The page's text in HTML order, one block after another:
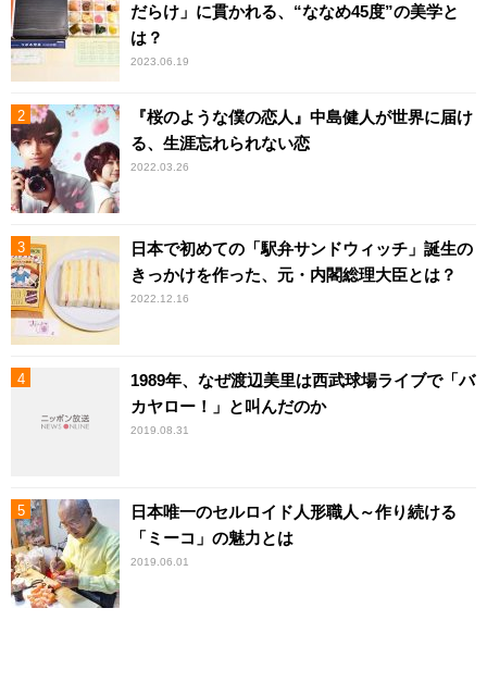
だらけ」に貫かれる、“ななめ45度”の美学と
は？
2023.06.19
『桜のような僕の恋人』中島健人が世界に届け
る、生涯忘れられない恋
2022.03.26
日本で初めての「駅弁サンドウィッチ」誕生の
きっかけを作った、元・内閣総理大臣とは？
2022.12.16
1989年、なぜ渡辺美里は西武球場ライブで「バ
カヤロー！」と叫んだのか
2019.08.31
日本唯一のセルロイド人形職人～作り続ける
「ミーコ」の魅力とは
2019.06.01